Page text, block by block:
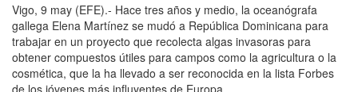
Vigo, 9 may (EFE).- Hace tres años y medio, la oceanógrafa
gallega Elena Martínez se mudó a República Dominicana para
trabajar en un proyecto que recolecta algas invasoras para
obtener compuestos útiles para campos como la agricultura o la
cosmética, que la ha llevado a ser reconocida en la lista Forbes
de los jóvenes más influyentes de Europa.